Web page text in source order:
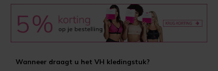
Wanneer draagt u het VH kledingstuk?